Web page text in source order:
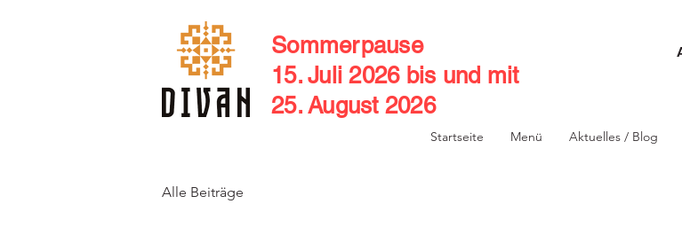
Sommerpause
15. Juli 2026 bis und mit
25. August 2026
Startseite Menü Aktuelles / Blog
Alle Beiträge